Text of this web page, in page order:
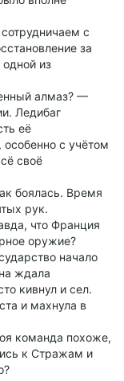
с
за
из
алмаз? —
Ледибаг
её
с учётом
своё
боялась. Время
рук.
что Франция
оружие?
начало
ждала
кивнул и сел.
и махнула в
команда похоже,
к Стражам и